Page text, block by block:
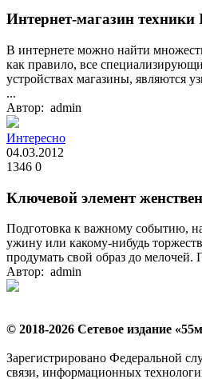
Интернет-магазин техники
В интернете можно найти
как правило, все
устройствах магазины, являются
...
Автор: admin
Интересно
04.03.2012
1346 0
Ключевой элемент
Подготовка к важному событию,
ужину или какому-нибудь
продумать свой образ до мелочей.
Автор: admin
© 2018-2026 Сетевое издание
Зарегистрировано Федеральной
связи, информационных